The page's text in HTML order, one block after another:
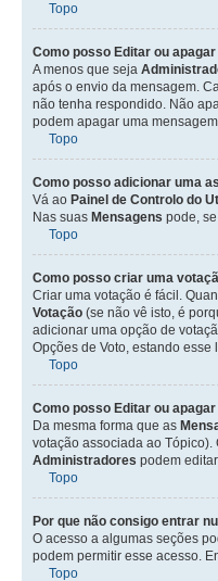
Topo
Como posso Editar ou
A menos que seja
após o envio da mensagem.
não tenha respondido. Não
podem apagar uma
Topo
Como posso adicionar uma
Vá ao Painel de Controlo do
Nas suas Mensagens pode,
Topo
Como posso criar uma
Criar uma votação é fácil.
Votação (se não vê isto, é
adicionar uma opção de
Opções de Voto, estando
Topo
Como posso Editar ou
Da mesma forma que as
votação associada ao
Administradores podem
Topo
Por que não consigo entrar
O acesso a algumas seções
podem permitir esse acesso.
Topo